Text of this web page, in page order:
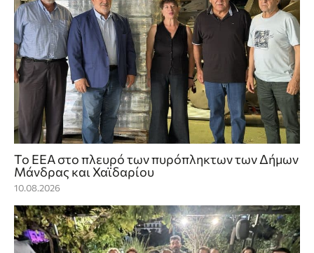
Το ΕΕΑ στο πλευρό των πυρόπληκτων των Δήμων
Μάνδρας και Χαϊδαρίου
10.08.2026